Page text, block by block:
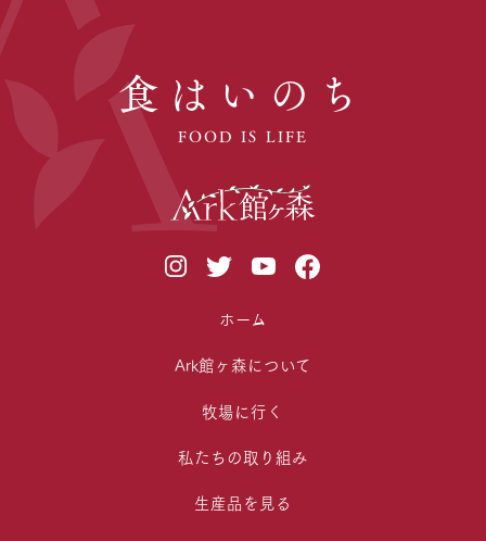
食はいのち
FOOD IS LIFE
ホーム
Ark館ヶ森について
牧場に行く
私たちの取り組み
生産品を見る